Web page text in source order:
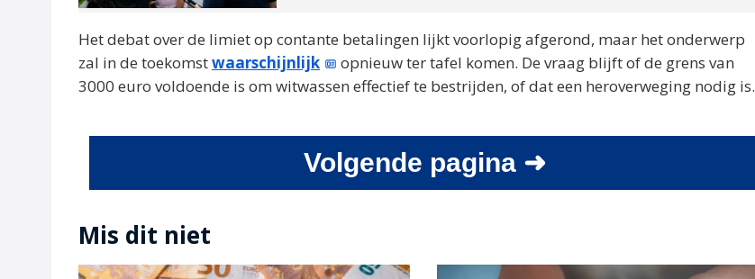
Het debat over de limiet op contante betalingen lijkt voorlopig afgerond, maar het onderwerp
zal in de toekomstwaarschijnlijk
opnieuw ter tafel komen. De vraag blijft of de grens van
3000 euro voldoende is om witwassen effectief te bestrijden, of dat een heroverweging nodig is.
Volgende pagina ➜
Mis dit niet